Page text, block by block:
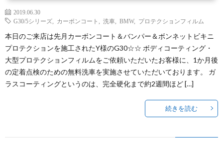
2019.06.30
G30/5シリーズ
カーボンコート 洗車 BMW, プロテクションフィルム
本日のご来店は先月カーボンコート＆バンパー＆ボンネットビキニ
プロテクションを施工されたY様のG30☆☆ ボディコーティング・
大型プロテクションフィルムをご依頼いただいたお客様に、1か月後
の定着点検のための無料洗車を実施させていただいております。 ガ
ラスコーティングというのは、完全硬化まで約2週間ほど […]
続きを読む